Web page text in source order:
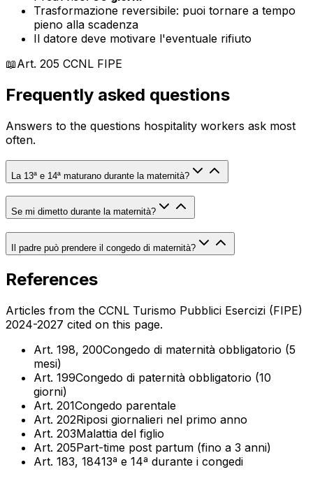
Trasformazione reversibile: puoi tornare a tempo
pieno alla scadenza
Il datore deve motivare l'eventuale rifiuto
📖Art. 205 CCNL FIPE
Frequently asked questions
Answers to the questions hospitality workers ask most
often.
La 13ª e 14ª maturano durante la maternità?
Se mi dimetto durante la maternità?
Il padre può prendere il congedo di maternità?
References
Articles from the CCNL Turismo Pubblici Esercizi (FIPE)
2024-2027 cited on this page.
Art. 198, 200Congedo di maternità obbligatorio (5
mesi)
Art. 199Congedo di paternità obbligatorio (10
giorni)
Art. 201Congedo parentale
Art. 202Riposi giornalieri nel primo anno
Art. 203Malattia del figlio
Art. 205Part-time post partum (fino a 3 anni)
Art. 183, 18413ª e 14ª durante i congedi